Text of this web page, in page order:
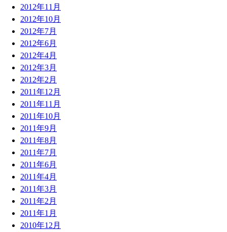
2012年11月
2012年10月
2012年7月
2012年6月
2012年4月
2012年3月
2012年2月
2011年12月
2011年11月
2011年10月
2011年9月
2011年8月
2011年7月
2011年6月
2011年4月
2011年3月
2011年2月
2011年1月
2010年12月